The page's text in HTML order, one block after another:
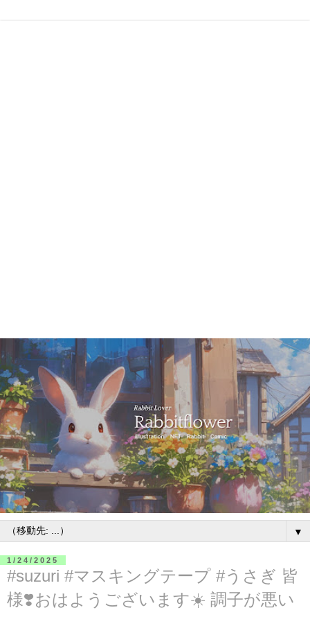
▼
1/24/2025
#suzuri #マスキングテープ #うさぎ 皆
様❣️おはようございます☀️ 調子が悪い